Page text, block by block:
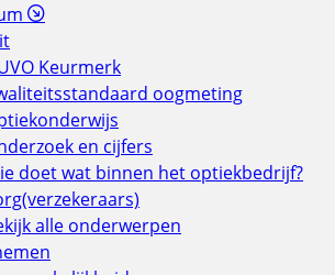
Keurmerk
oogmeting
en cijfers
doet wat binnen het optiekbedrijf?
alle onderwerpen